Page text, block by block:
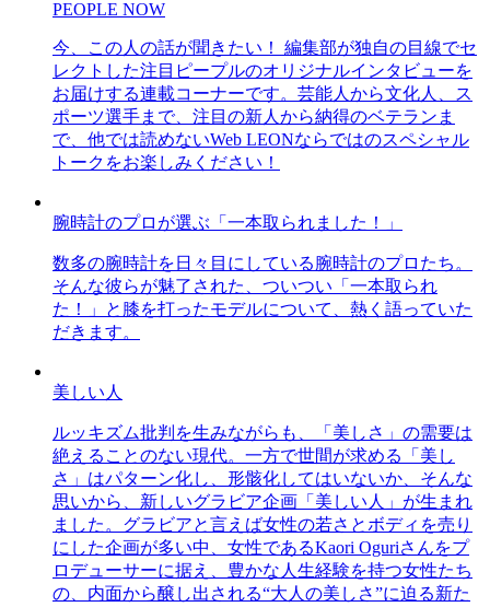
PEOPLE NOW
今、この人の話が聞きたい！ 編集部が独自の目線でセ
レクトした注目ピープルのオリジナルインタビューを
お届けする連載コーナーです。芸能人から文化人、ス
ポーツ選手まで、注目の新人から納得のベテランま
で、他では読めないWeb LEONならではのスペシャル
トークをお楽しみください！
腕時計のプロが選ぶ「一本取られました！」
数多の腕時計を日々目にしている腕時計のプロたち。
そんな彼らが魅了された、ついつい「一本取られ
た！」と膝を打ったモデルについて、熱く語っていた
だきます。
美しい人
ルッキズム批判を生みながらも、「美しさ」の需要は
絶えることのない現代。一方で世間が求める「美し
さ」はパターン化し、形骸化してはいないか、そんな
思いから、新しいグラビア企画「美しい人」が生まれ
ました。グラビアと言えば女性の若さとボディを売り
にした企画が多い中、女性であるKaori Oguriさんをプ
ロデューサーに据え、豊かな人生経験を持つ女性たち
の、内面から醸し出される“大人の美しさ”に迫る新た